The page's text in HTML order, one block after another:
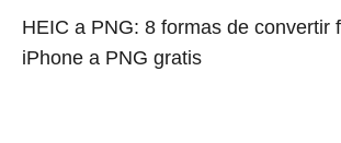
HEIC a PNG: 8 formas de convertir
iPhone a PNG gratis